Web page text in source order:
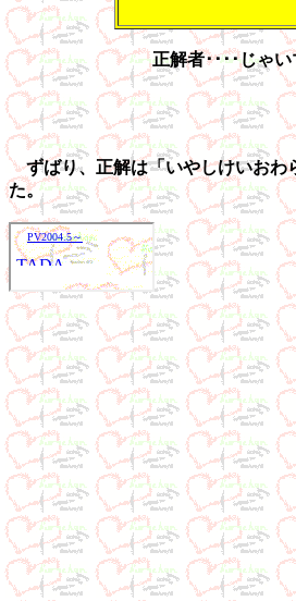
正解者････じゃ
ずばり、正解は「いやしけいおわ
た。